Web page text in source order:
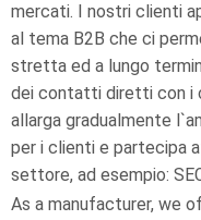
mercati. I nostri clienti
al tema B2B che ci
stretta ed a lungo
dei contatti diretti con i
allarga gradualmente
per i clienti e partecipa
settore, ad esempio:
As a manufacturer, we